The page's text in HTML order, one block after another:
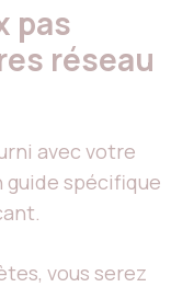
pas
réseau
avec votre
guide spécifique
vous serez